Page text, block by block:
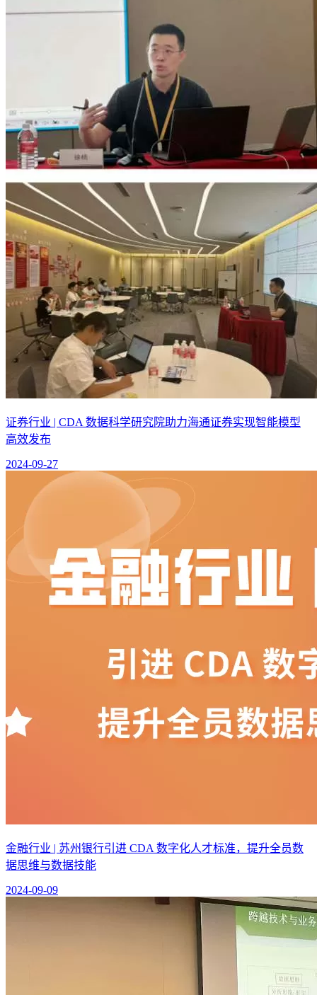
证券行业 | CDA 数据科学研究院助力海通证券实现智能模型
高效发布
2024-09-27
金融行业 | 苏州银行引进 CDA 数字化人才标准，提升全员数
据思维与数据技能
2024-09-09